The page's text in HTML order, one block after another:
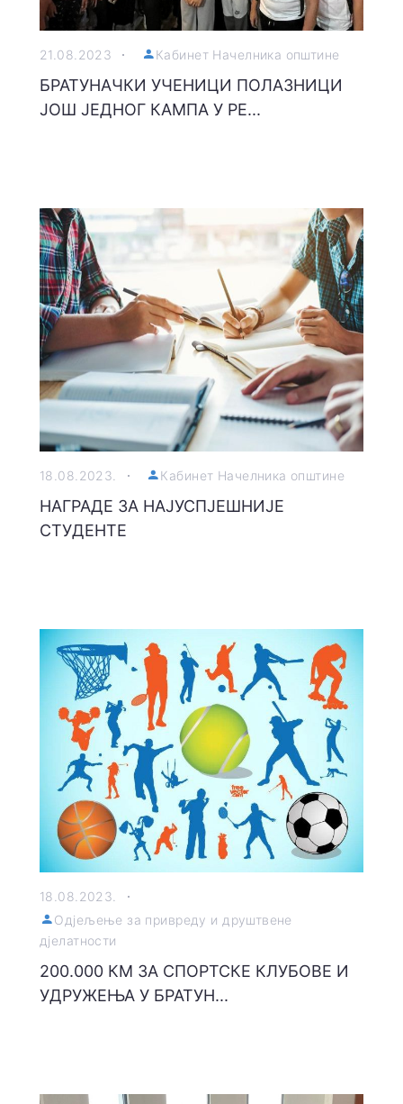
21.08.2023 Кабинет Начелника општине
БРАТУНАЧКИ УЧЕНИЦИ ПОЛАЗНИЦИ
ЈОШ ЈЕДНОГ КАМПА У РЕ...
18.08.2023. Кабинет Начелника општине
НАГРАДЕ ЗА НАЈУСПЈЕШНИЈЕ
СТУДЕНТЕ
18.08.2023.
Одјељење за привреду и друштвене
дјелатности
200.000 КМ ЗА СПОРТСКЕ КЛУБОВЕ И
УДРУЖЕЊА У БРАТУН...